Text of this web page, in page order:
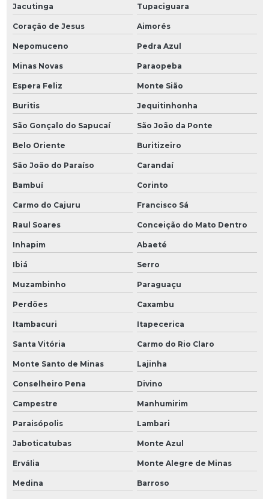
Jacutinga Tupaciguara
Coração de Jesus Aimorés
Nepomuceno Pedra Azul
Minas Novas Paraopeba
Espera Feliz Monte Sião
Buritis Jequitinhonha
São Gonçalo do Sapucaí São João da Ponte
Belo Oriente Buritizeiro
São João do Paraíso Carandaí
Bambuí Corinto
Carmo do Cajuru Francisco Sá
Raul Soares Conceição do Mato Dentro
Inhapim Abaeté
Ibiá Serro
Muzambinho Paraguaçu
Perdões Caxambu
Itambacuri Itapecerica
Santa Vitória Carmo do Rio Claro
Monte Santo de Minas Lajinha
Conselheiro Pena Divino
Campestre Manhumirim
Paraisópolis Lambari
Jaboticatubas Monte Azul
Ervália Monte Alegre de Minas
Medina Barroso